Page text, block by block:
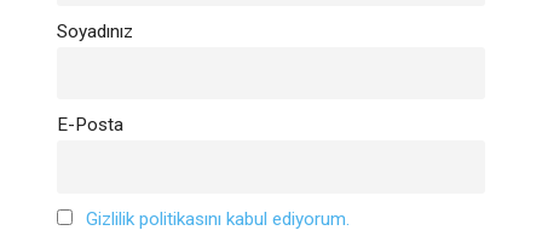
Soyadınız
E-Posta
Gizlilik politikasını kabul ediyorum.